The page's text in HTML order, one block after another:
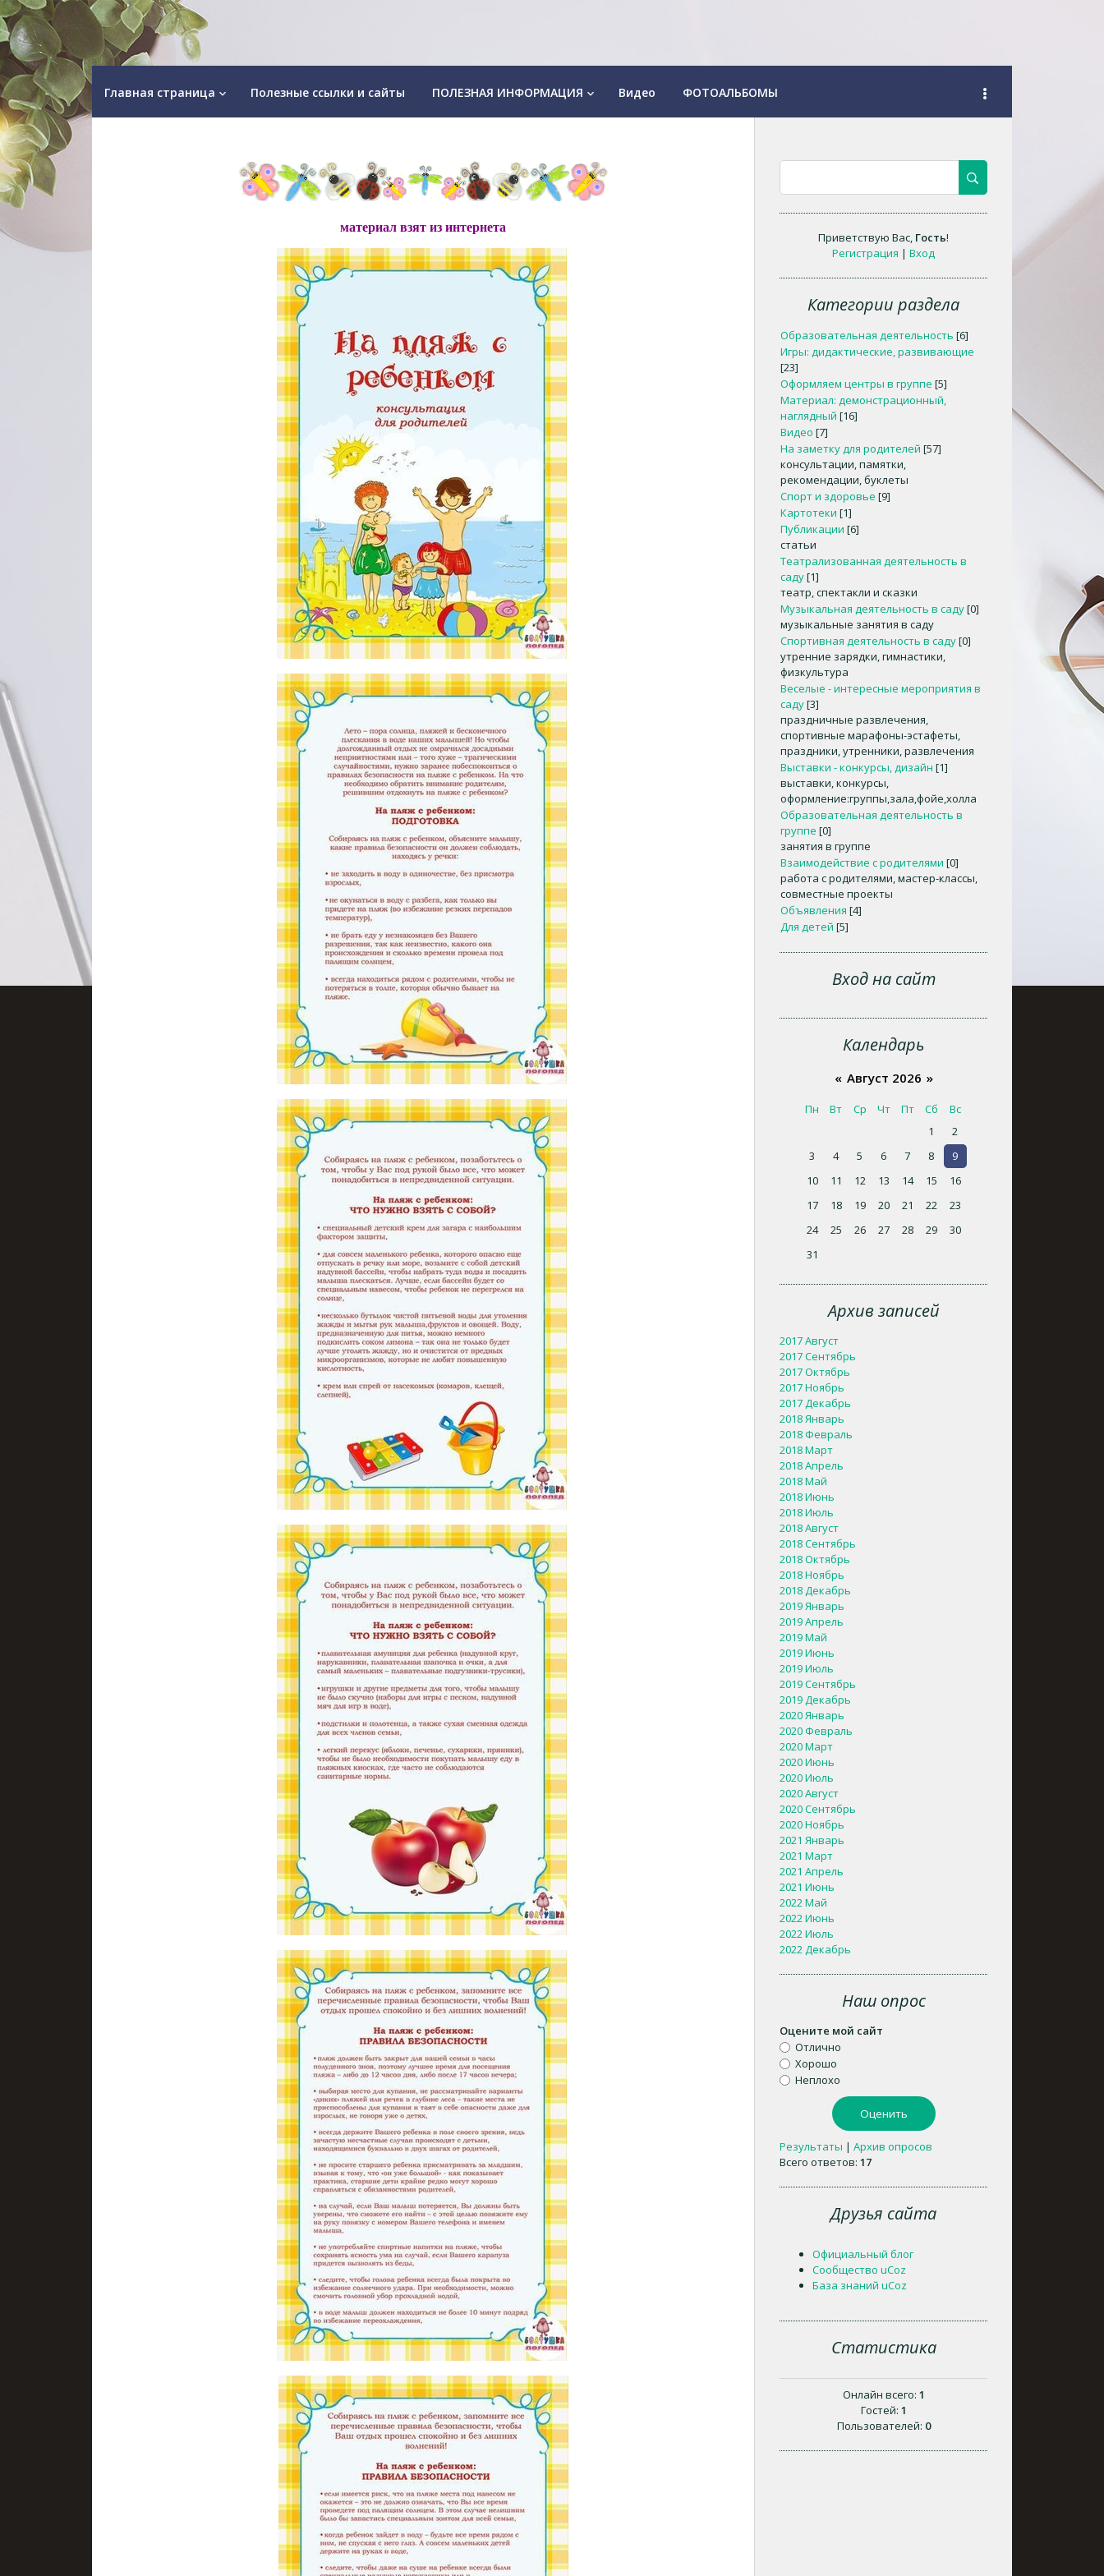
Главная страница keyboard_arrow_down Полезные ссылки и сайты ПОЛЕЗНАЯ ИНФОРМАЦИЯ keyboard_arrow_down Видео ФОТОАЛЬБОМЫ
материал взят из интернета
Приветствую Вас, Гость!
Регистрация |Вход
Категории раздела
Образовательная деятельность [6]
Игры: дидактические, развивающие
[23]
Оформляем центры в группе [5]
Материал: демонстрационный,
наглядный [16]
Видео [7]
На заметку для родителей [57]
консультации, памятки,
рекомендации, буклеты
Спорт и здоровье [9]
Картотеки [1]
Публикации [6]
статьи
Театрализованная деятельность в
саду[1]
театр, спектакли и сказки
Музыкальная деятельность в саду[0]
музыкальные занятия в саду
Спортивная деятельность в саду[0]
утренние зарядки, гимнастики,
физкультура
Веселые - интересные мероприятия в
саду[3]
праздничные развлечения,
спортивные марафоны-эстафеты,
праздники, утренники, развлечения
Выставки - конкурсы, дизайн [1]
выставки, конкурсы,
оформление:группы,зала,фойе,холла
Образовательная деятельность в
группе [0]
занятия в группе
Взаимодействие с родителями [0]
работа с родителями, мастер-классы,
совместные проекты
Объявления [4]
Для детей [5]
Вход на сайт
Календарь
« Август 2026 »
Пн Вт Ср Чт Пт Сб
Вс
1
2
3
4 5 6 7 8
9
10
11 12 13 14 15
16
17
18 19 20 21 22
23
24
25 26 27 28 29
30
31
Архив записей
2017 Август
2017 Сентябрь
2017 Октябрь
2017 Ноябрь
2017 Декабрь
2018 Январь
2018 Февраль
2018 Март
2018 Апрель
2018 Май
2018 Июнь
2018 Июль
2018 Август
2018 Сентябрь
2018 Октябрь
2018 Ноябрь
2018 Декабрь
2019 Январь
2019 Апрель
2019 Май
2019 Июнь
2019 Июль
2019 Сентябрь
2019 Декабрь
2020 Январь
2020 Февраль
2020 Март
2020 Июнь
2020 Июль
2020 Август
2020 Сентябрь
2020 Ноябрь
2021 Январь
2021 Март
2021 Апрель
2021 Июнь
2022 Май
2022 Июнь
2022 Июль
2022 Декабрь
Наш опрос
Оцените мой сайт
Отлично
Хорошо
Неплохо
Результаты |Архив опросов
Всего ответов:17
Друзья сайта
Официальный блог
Сообщество uCoz
База знаний uCoz
Статистика
Онлайн всего: 1
Гостей: 1
Пользователей: 0